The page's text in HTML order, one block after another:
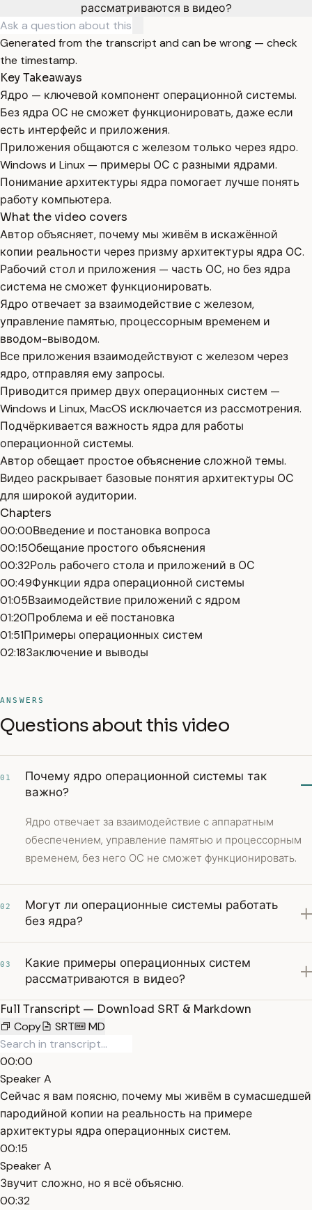
рассматриваются в видео?
Generated from the transcript and can be wrong — check
the timestamp.
Key Takeaways
Ядро — ключевой компонент операционной системы.
Без ядра ОС не сможет функционировать, даже если
есть интерфейс и приложения.
Приложения общаются с железом только через ядро.
Windows и Linux — примеры ОС с разными ядрами.
Понимание архитектуры ядра помогает лучше понять
работу компьютера.
What the video covers
Автор объясняет, почему мы живём в искажённой
копии реальности через призму архитектуры ядра ОС.
Рабочий стол и приложения — часть ОС, но без ядра
система не сможет функционировать.
Ядро отвечает за взаимодействие с железом,
управление памятью, процессорным временем и
вводом-выводом.
Все приложения взаимодействуют с железом через
ядро, отправляя ему запросы.
Приводится пример двух операционных систем —
Windows и Linux, MacOS исключается из рассмотрения.
Подчёркивается важность ядра для работы
операционной системы.
Автор обещает простое объяснение сложной темы.
Видео раскрывает базовые понятия архитектуры ОС
для широкой аудитории.
Chapters
00:00Введение и постановка вопроса
00:15Обещание простого объяснения
00:32Роль рабочего стола и приложений в ОС
00:49Функции ядра операционной системы
01:05Взаимодействие приложений с ядром
01:20Проблема и её постановка
01:51Примеры операционных систем
02:18Заключение и выводы
ANSWERS
Questions about this video
01
Почему ядро операционной системы так
важно?
Ядро отвечает за взаимодействие с аппаратным
обеспечением, управление памятью и процессорным
временем, без него ОС не сможет функционировать.
02
Могут ли операционные системы работать
без ядра?
03
Какие примеры операционных систем
рассматриваются в видео?
Full Transcript — Download SRT & Markdown
Copy
SRT MD
00:00
Speaker A
Сейчас я вам поясню, почему мы живём в сумасшедшей
пародийной копии на реальность на примере
архитектуры ядра операционных систем.
00:15
Speaker A
Звучит сложно, но я всё объясню.
00:32